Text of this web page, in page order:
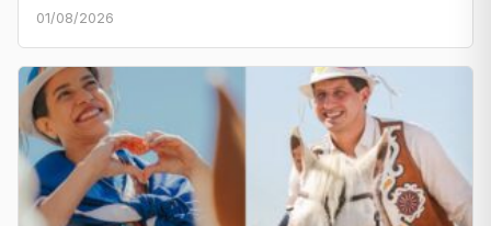
01/08/2026